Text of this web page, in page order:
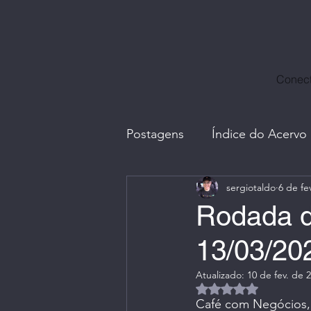
Postagens Índice do Acervo
Avatares, Capas e
Divulgação Ctrl+Café
Fotos com Amigos
Rodada
13/03/
sergiotaldo 6 de
Atualizado: 10 de fev. de
Avaliado com NaN
Café com